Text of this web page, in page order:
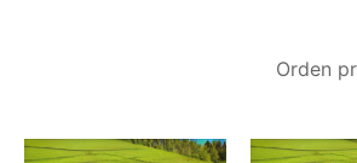
RangoEste